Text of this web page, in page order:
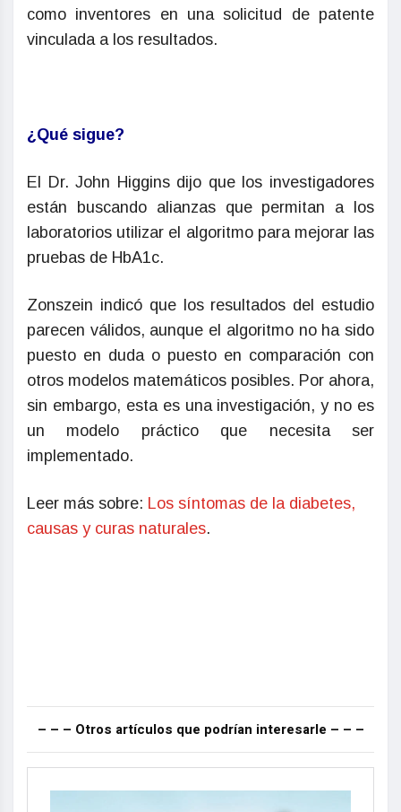
como inventores en una solicitud de patente
vinculada a los resultados.
¿Qué sigue?
El Dr. John Higgins dijo que los investigadores
están buscando alianzas que permitan a los
laboratorios utilizar el algoritmo para mejorar las
pruebas de HbA1c.
Zonszein indicó que los resultados del estudio
parecen válidos, aunque el algoritmo no ha sido
puesto en duda o puesto en comparación con
otros modelos matemáticos posibles. Por ahora,
sin embargo, esta es una investigación, y no es
un modelo práctico que necesita ser
implementado.
Leer más sobre: Los síntomas de la diabetes,
causas y curas naturales.
– – – Otros artículos que podrían interesarle – – –